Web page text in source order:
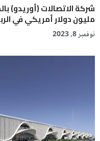
مليون دولار أمريكي في الربع
نوفمبر 8, 2023